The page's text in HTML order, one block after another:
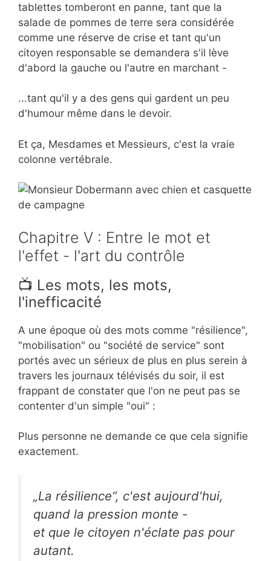
tablettes tomberont en panne, tant que la
salade de pommes de terre sera considérée
comme une réserve de crise et tant qu'un
citoyen responsable se demandera s'il lève
d'abord la gauche ou l'autre en marchant -
...tant qu'il y a des gens qui gardent un peu
d'humour même dans le devoir.
Et ça, Mesdames et Messieurs, c'est la vraie
colonne vertébrale.
Chapitre V : Entre le mot et
l'effet - l'art du contrôle
📺 Les mots, les mots,
l'inefficacité
A une époque où des mots comme "résilience",
"mobilisation" ou "société de service" sont
portés avec un sérieux de plus en plus serein à
travers les journaux télévisés du soir, il est
frappant de constater que l'on ne peut pas se
contenter d'un simple "oui" :
Plus personne ne demande ce que cela signifie
exactement.
„La résilience“, c'est aujourd'hui,
quand la pression monte -
et que le citoyen n'éclate pas pour
autant.